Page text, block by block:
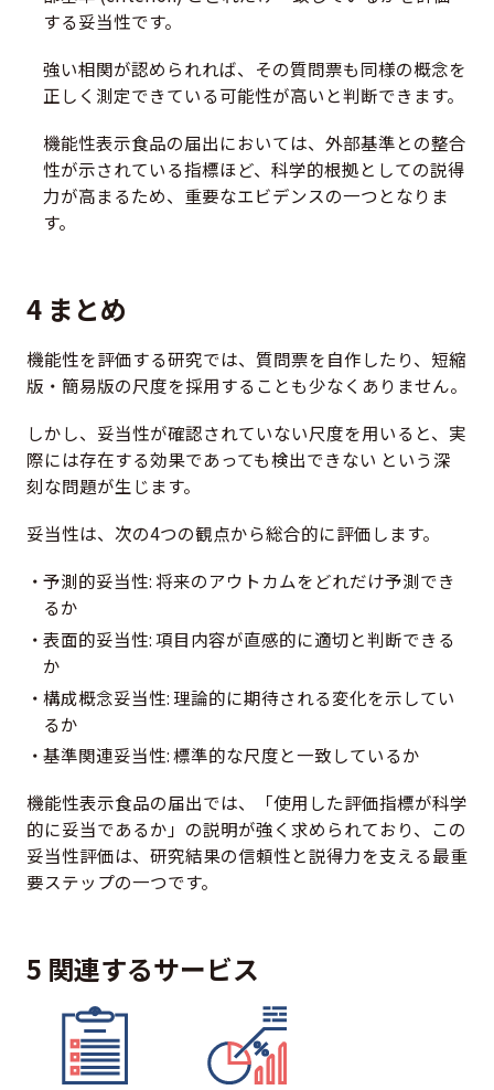
する妥当性です。
強い相関が認められれば、その質問票も同様の概念を
正しく測定できている可能性が高いと判断できます。
機能性表示食品の届出においては、外部基準との整合
性が示されている指標ほど、科学的根拠としての説得
力が高まるため、重要なエビデンスの一つとなりま
す。
4 まとめ
機能性を評価する研究では、質問票を自作したり、短縮
版・簡易版の尺度を採用することも少なくありません。
しかし、妥当性が確認されていない尺度を用いると、実
際には存在する効果であっても検出できない という深
刻な問題が生じます。
妥当性は、次の4つの観点から総合的に評価します。
予測的妥当性: 将来のアウトカムをどれだけ予測でき
るか
表面的妥当性: 項目内容が直感的に適切と判断できる
か
構成概念妥当性: 理論的に期待される変化を示してい
るか
基準関連妥当性: 標準的な尺度と一致しているか
機能性表示食品の届出では、「使用した評価指標が科学
的に妥当であるか」の説明が強く求められており、この
妥当性評価は、研究結果の信頼性と説得力を支える最重
要ステップの一つです。
5 関連するサービス